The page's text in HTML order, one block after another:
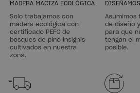
MADERA MACIZA ECOLÓGICA
Solo trabajamos con
madera ecológica con
certificado PEFC de
bosques de pino insignis
cultivados en nuestra
zona.
Asumimos
de diseño
para que
tengan el
posible.